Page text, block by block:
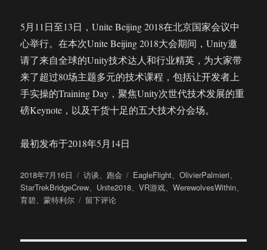
5月11日至13日，Unite Beijing 2018在北京国家会议中
心举行。在本次Unite Beijing 2018大会期间，Unity邀
请了来自全球的Unity技术达人和行业精英，为大家带
来了超过80场主题多元的技术课程，包括让开发者上
手实操的Training Day，聚焦Unity次世代技术发展的重
磅Keynote，以及干货十足的五大技术分会场。
最初发布于2018年5月14日
发
布
于
2018年7月16日
分
类
访谈、 跑会
标
签
EagleFlight、OlivierPalmieri、
StarTrekBridgeCrew、 Unite2018、VR游戏、WerewolvesWithin、
育碧、蒙特利尔
于
|
留下评论